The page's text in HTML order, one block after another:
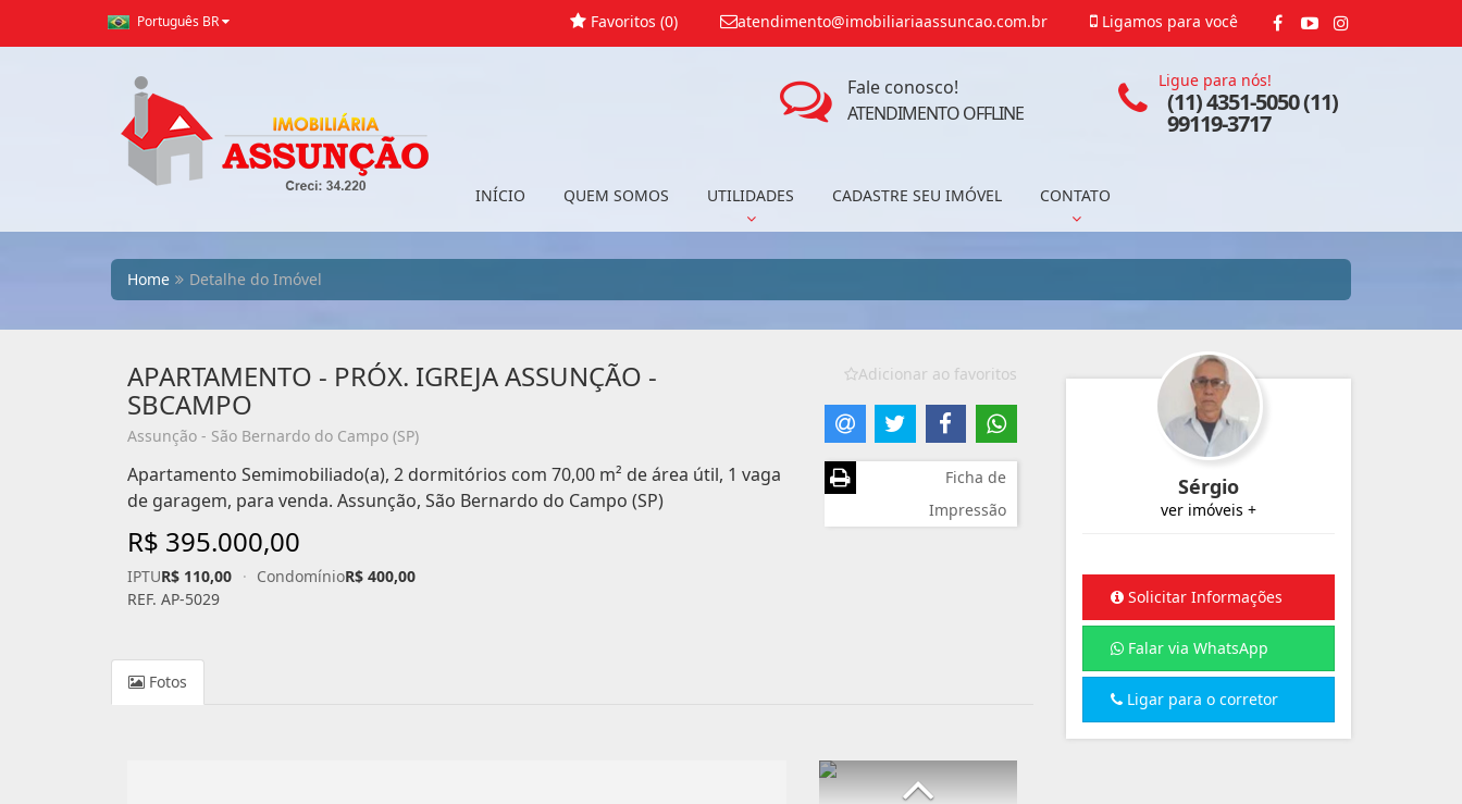
Português BR Ligamos para você
atendimento@imobiliariaassuncao.com.br
Favoritos (0)
INÍCIO QUEM SOMOS UTILIDADES CADASTRE SEU IMÓVEL CONTATO
Ligue para nós!
(11) 4351-5050 (11)
99119-3717
Fale conosco!
ATENDIMENTO OFFLINE
Home Detalhe do Imóvel
APARTAMENTO - PRÓX. IGREJA ASSUNÇÃO -
SBCAMPO
Assunção - São Bernardo do Campo (SP)
Apartamento Semimobiliado(a), 2 dormitórios com 70,00 m² de área útil, 1 vaga
de garagem, para venda. Assunção, São Bernardo do Campo (SP)
R$ 395.000,00
IPTUR$ 110,00 · CondomínioR$ 400,00
REF. AP-5029
Adicionar ao favoritos
Ficha de
Impressão
Fotos
Sérgio
ver imóveis +
Solicitar Informações
Falar via WhatsApp
Ligar para o corretor